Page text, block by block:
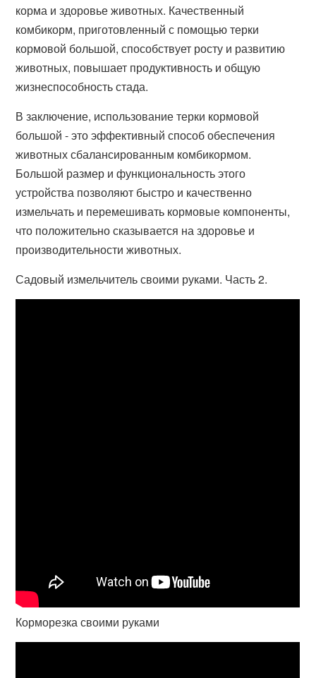
корма и здоровье животных. Качественный
комбикорм, приготовленный с помощью терки
кормовой большой, способствует росту и развитию
животных, повышает продуктивность и общую
жизнеспособность стада.
В заключение, использование терки кормовой
большой - это эффективный способ обеспечения
животных сбалансированным комбикормом.
Большой размер и функциональность этого
устройства позволяют быстро и качественно
измельчать и перемешивать кормовые компоненты,
что положительно сказывается на здоровье и
производительности животных.
Садовый измельчитель своими руками. Часть 2.
Корморезка своими руками